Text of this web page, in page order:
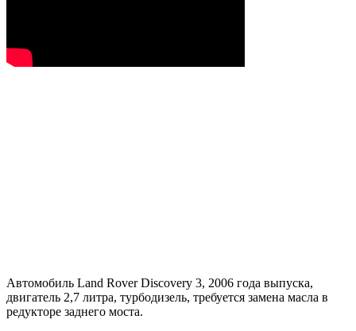
Автомобиль Land Rover Discovery 3, 2006 года выпуска,
двигатель 2,7 литра, турбодизель, требуется замена масла в
редукторе заднего моста.